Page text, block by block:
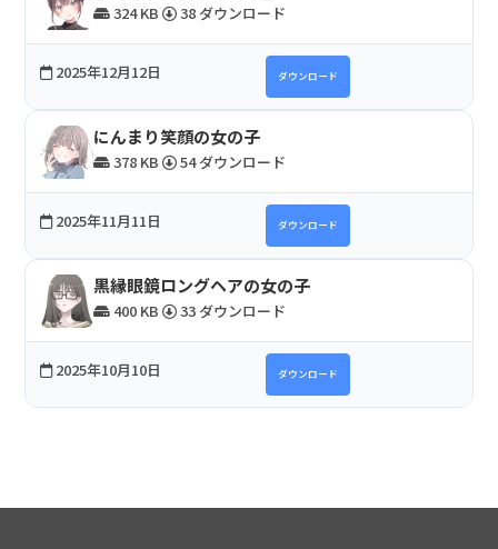
324 KB 38 ダウンロード
2025年12月12日 ダウンロード
にんまり笑顔の女の子
378 KB 54 ダウンロード
2025年11月11日 ダウンロード
黒縁眼鏡ロングヘアの女の子
400 KB 33 ダウンロード
2025年10月10日 ダウンロード